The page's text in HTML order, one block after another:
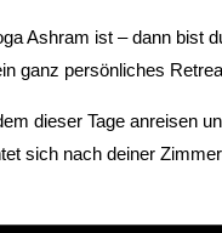
Ashram ist – dann bist
ganz persönliches
dieser Tage anreisen
sich nach deiner